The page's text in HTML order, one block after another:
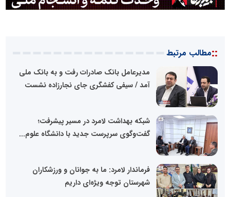
::مطالب مرتبط
مدیرعامل بانک صادرات رفت و به بانک ملی
آمد / سیفی کفشگری جای نجارزاده نشست
شبکه بهداشت لامرد در مسیر پیشرفت؛
گفت‌وگوی سرپرست جدید با دانشگاه علوم...
فرماندار لامرد: ما به جوانان و ورزشکاران
شهرستان توجه ویژه‌ای داریم